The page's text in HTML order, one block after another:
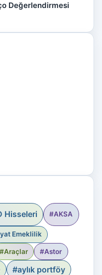
Değerlendirmesi
Hisseleri #AKSA
Emeklilik
#Araçlar #Astor
#aylık portföy